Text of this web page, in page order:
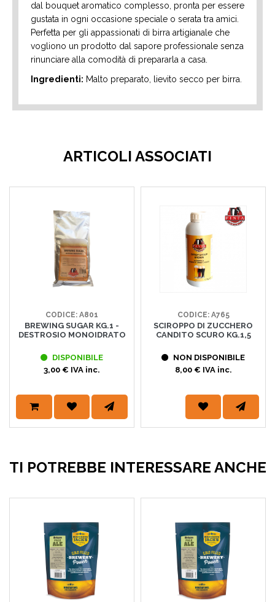
dal bouquet aromatico complesso, pronta per essere
gustata in ogni occasione speciale o serata tra amici.
Perfetta per gli appassionati di birra artigianale che
vogliono un prodotto dal sapore professionale senza
rinunciare alla comodità di prepararla a casa.
Ingredienti: Malto preparato, lievito secco per birra.
ARTICOLI ASSOCIATI
CODICE: A801
BREWING SUGAR KG.1 -
DESTROSIO MONOIDRATO
DISPONIBILE
3,00 € IVA inc.
CODICE: A765
SCIROPPO DI ZUCCHERO
CANDITO SCURO KG.1,5
NON DISPONIBILE
8,00 € IVA inc.
TI POTREBBE INTERESSARE ANCHE